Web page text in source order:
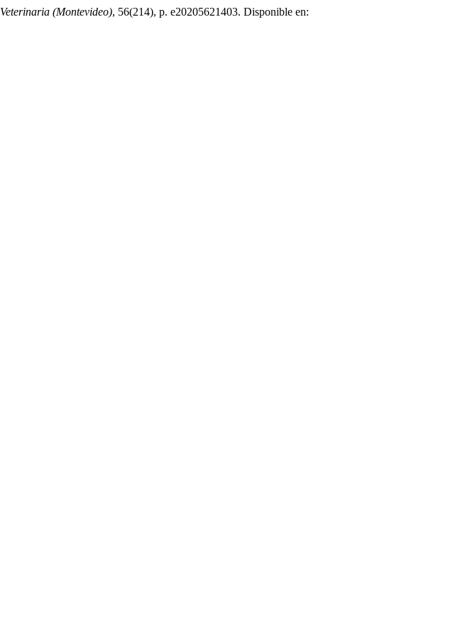
Veterinaria (Montevideo), 56(214), p. e20205621403. Disponible en: